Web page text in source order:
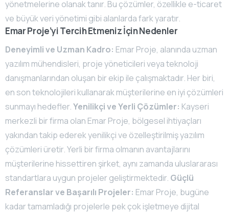
yönetmelerine olanak tanır. Bu çözümler, özellikle e-ticaret
ve büyük veri yönetimi gibi alanlarda fark yaratır.
Emar Proje’yi Tercih Etmeniz İçin Nedenler
Deneyimli ve Uzman Kadro: Emar Proje, alanında uzman
yazılım mühendisleri, proje yöneticileri veya teknoloji
danışmanlarından oluşan bir ekip ile çalışmaktadır. Her biri,
en son teknolojileri kullanarak müşterilerine en iyi çözümleri
sunmayı hedefler.Yenilikçi ve Yerli Çözümler: Kayseri
merkezli bir firma olan Emar Proje, bölgesel ihtiyaçları
yakından takip ederek yenilikçi ve özelleştirilmiş yazılım
çözümleri üretir. Yerli bir firma olmanın avantajlarını
müşterilerine hissettiren şirket, aynı zamanda uluslararası
standartlara uygun projeler geliştirmektedir. Güçlü
Referanslar ve Başarılı Projeler: Emar Proje, bugüne
kadar tamamladığı projelerle pek çok işletmeye dijital